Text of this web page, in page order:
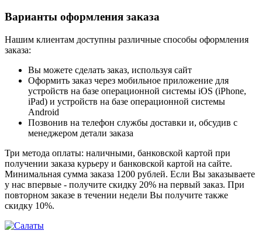
Варианты оформления заказа
Нашим клиентам доступны различные способы оформления
заказа:
Вы можете сделать заказ, используя сайт
Оформить заказ через мобильное приложение для
устройств на базе операционной системы iOS (iPhone,
iPad) и устройств на базе операционной системы
Android
Позвонив на телефон службы доставки и, обсудив с
менеджером детали заказа
Три метода оплаты: наличными, банковской картой при
получении заказа курьеру и банковской картой на сайте.
Минимальная сумма заказа 1200 рублей. Если Вы заказываете
у нас впервые - получите скидку 20% на первый заказ. При
повторном заказе в течении недели Вы получите также
скидку 10%.